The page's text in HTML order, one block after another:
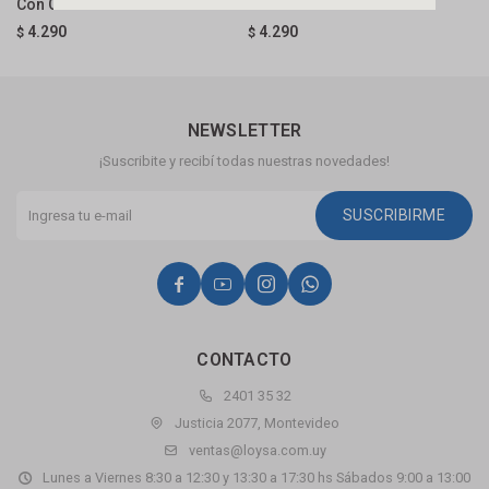
Con Catedral
$ 4.290 $ 4.290
CONTACTO
2401 35 32
Justicia 2077, Montevideo
ventas@loysa.com.uy
Lunes a Viernes 8:30 a 12:30 y 13:30 a 17:30 hs Sábados 9:00 a 13:00
NEWSLETTER
¡Suscribite y recibí todas nuestras novedades!
SUSCRIBIRME
   